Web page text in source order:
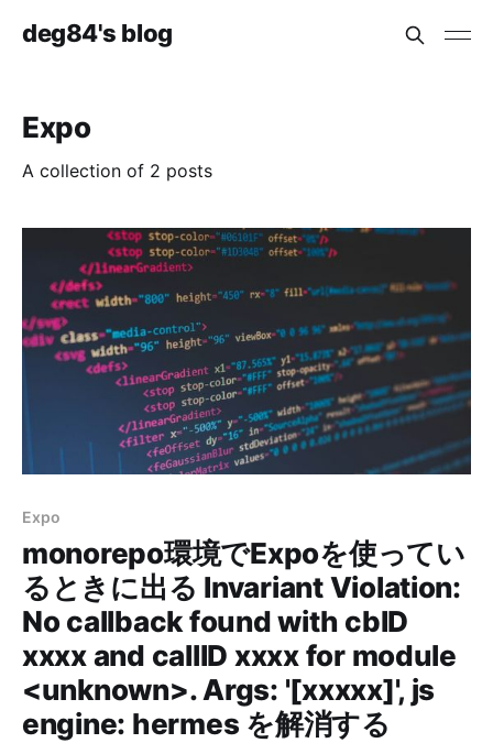
deg84's blog
Expo
A collection of 2 posts
Expo
monorepo環境でExpoを使ってい
るときに出る Invariant Violation:
No callback found with cbID
xxxx and callID xxxx for module
<unknown>. Args: '[xxxxx]', js
engine: hermes を解消する